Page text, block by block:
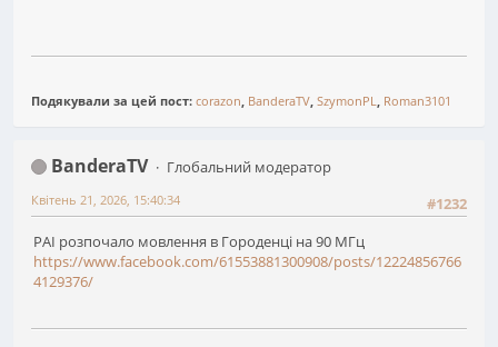
Подякували за цей пост: corazon BanderaTV SzymonPL Roman3101
BanderaTV
Глобальний модератор
#1232
Квітень 21, 2026, 15:40:34
РАІ розпочало мовлення в Городенці на 90 МГц
https://www.facebook.com/61553881300908/posts/12224856766
4129376/